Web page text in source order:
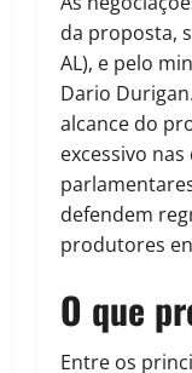
da proposta,
AL), e pelo
Dario
alcance do
excessivo
defendem
produtores
O que
Entre os